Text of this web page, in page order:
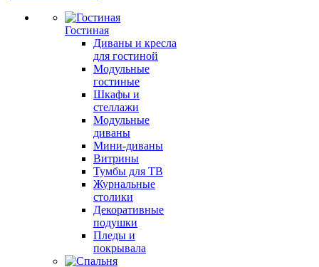
Гостиная
Диваны и кресла
для гостиной
Модульные
гостиные
Шкафы и
стеллажи
Модульные
диваны
Мини-диваны
Витрины
Тумбы для ТВ
Журнальные
столики
Декоративные
подушки
Пледы и
покрывала